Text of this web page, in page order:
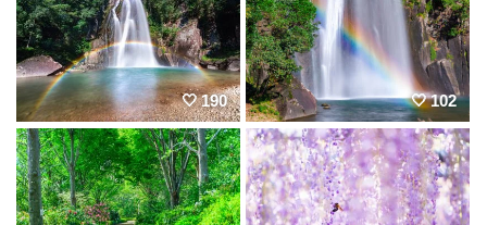
190 102